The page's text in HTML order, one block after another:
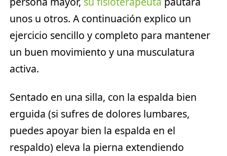
unos u otros. A continuación explico un
ejercicio sencillo y completo para mantener
un buen movimiento y una musculatura
activa.
Sentado en una silla, con la espalda bien
erguida (si sufres de dolores lumbares,
puedes apoyar bien la espalda en el
respaldo) eleva la pierna extendiendo